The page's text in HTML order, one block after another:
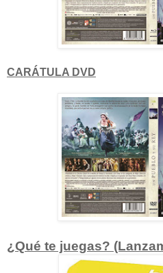
CARÁTULA DVD
¿Qué te juegas?